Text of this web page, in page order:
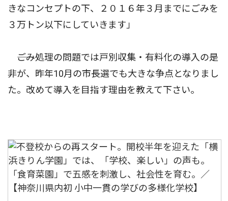
きなコンセプトの下、２０１６年３月までにごみを
３万トン以下にしていきます」
――ごみ処理の問題では戸別収集・有料化の導入の是
非が、昨年10月の市長選でも大きな争点となりまし
た。改めて導入を目指す理由を教えて下さい。